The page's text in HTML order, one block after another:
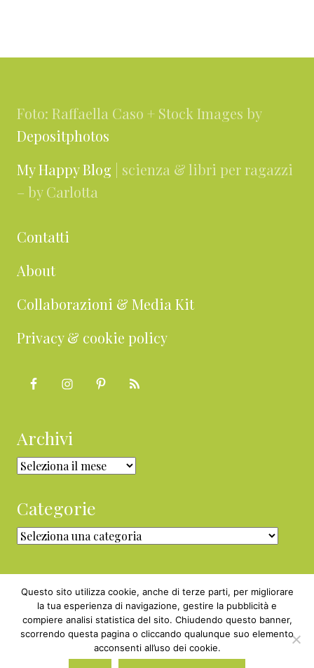
Foto: Raffaella Caso + Stock Images by
Depositphotos
My Happy Blog | scienza & libri per ragazzi
– by Carlotta
Contatti
About
Collaborazioni & Media Kit
Privacy & cookie policy
Archivi
Archivi
Categorie
Categorie
Copyright © 2010 - 2026 BabyGreen™ ·
P.IVA 05829800969 · Webmaster
Questo sito utilizza cookie, anche di terze parti, per migliorare
la tua esperienza di navigazione, gestire la pubblicità e
compiere analisi statistica del sito. Chiudendo questo banner,
scorrendo questa pagina o cliccando qualunque suo elemento
acconsenti all’uso dei cookie.